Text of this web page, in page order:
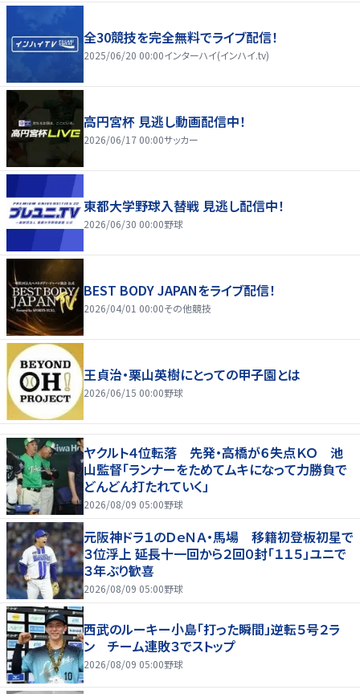
全30競技を完全無料でライブ配信！
2025/06/20 00:00インターハイ(インハイ.tv)
高円宮杯 見逃し動画配信中！
2026/06/17 00:00サッカー
東都大学野球入替戦 見逃し配信中！
2026/06/30 00:00野球
BEST BODY JAPANをライブ配信！
2026/04/01 00:00その他競技
王貞治・栗山英樹にとっての甲子園とは
2026/06/15 00:00野球
ヤクルト４位転落 先発・高橋が６失点ＫＯ 池
山監督「ランナーをためてムキになって力勝負で
どんどん打たれていく」
2026/08/09 05:00野球
元阪神ドラ１のＤｅＮＡ・馬場 移籍初登板初星で
３位浮上 延長十一回から２回０封「１１５」ユニで
３年ぶり歓喜
2026/08/09 05:00野球
西武のルーキー小島「打った瞬間」逆転５号２ラ
ン チーム連敗３でストップ
2026/08/09 05:00野球